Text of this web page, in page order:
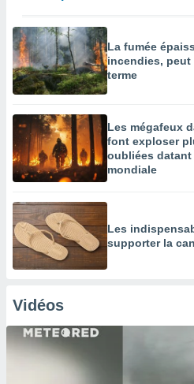
La fumée
incendies,
terme
Les mégafeux
font exploser
oubliées datant
mondiale
Les
supporter la
Vidéos